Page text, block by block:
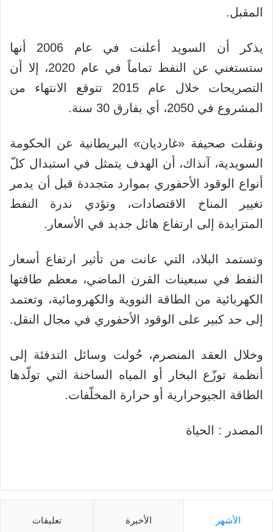
المقبل.
يذكر أن السويد أعلنت في عام 2006 أنها
ستستغني عن النفط تماماً في عام 2020، إلا أن
التصريحات خلال عام 2015 تتوقع الانتهاء من
المشروع في 2050، أي بفارق 30 سنة.
ونقلت صحيفة «غارديان» البريطانية عن الحكومة
السويدية، آنذاك، أن الهدف يتمثل في استبدال كلّ
أنواع الوقود الأحفوري بموارد متجددة قبل أن يدمر
تغيير المناخ الاقتصادات، وتؤدي ندرة النفط
المتزايدة إلى ارتفاع هائل جديد في الأسعار.
وتستمد البلاد، التي عانت من تأثير ارتفاع أسعار
النفط في سبعينات القرن الماضي، معظم طاقتها
الكهربائية من الطاقة النووية والكهرومائية، وتعتمد
إلى حد كبير على الوقود الأحفوري في مجال النقل.
وخلال العقد المنصرم، حُولت وسائل التدفئة إلى
أنظمة توزّع البخار أو المياه الساخنة التي تولّدها
الطاقة الجيوحرارية أو حرارة المخلّفات.
المصدر : الحياة
الأشهر الأخيرة تعليقات